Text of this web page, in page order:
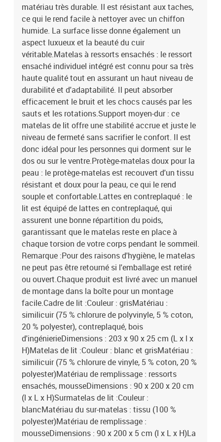
matériau très durable. Il est résistant aux taches,
ce qui le rend facile à nettoyer avec un chiffon
humide. La surface lisse donne également un
aspect luxueux et la beauté du cuir
véritable.Matelas à ressorts ensachés : le ressort
ensaché individuel intégré est connu pour sa très
haute qualité tout en assurant un haut niveau de
durabilité et d'adaptabilité. Il peut absorber
efficacement le bruit et les chocs causés par les
sauts et les rotations.Support moyen-dur : ce
matelas de lit offre une stabilité accrue et juste le
niveau de fermeté sans sacrifier le confort. Il est
donc idéal pour les personnes qui dorment sur le
dos ou sur le ventre.Protège-matelas doux pour la
peau : le protège-matelas est recouvert d'un tissu
résistant et doux pour la peau, ce qui le rend
souple et confortable.Lattes en contreplaqué : le
lit est équipé de lattes en contreplaqué, qui
assurent une bonne répartition du poids,
garantissant que le matelas reste en place à
chaque torsion de votre corps pendant le sommeil.
Remarque :Pour des raisons d'hygiène, le matelas
ne peut pas être retourné si l'emballage est retiré
ou ouvert.Chaque produit est livré avec un manuel
de montage dans la boîte pour un montage
facile.Cadre de lit :Couleur : grisMatériau :
similicuir (75 % chlorure de polyvinyle, 5 % coton,
20 % polyester), contreplaqué, bois
d'ingénierieDimensions : 203 x 90 x 25 cm (L x l x
H)Matelas de lit :Couleur : blanc et grisMatériau :
similicuir (75 % chlorure de vinyle, 5 % coton, 20 %
polyester)Matériau de remplissage : ressorts
ensachés, mousseDimensions : 90 x 200 x 20 cm
(l x L x H)Surmatelas de lit :Couleur :
blancMatériau du sur-matelas : tissu (100 %
polyester)Matériau de remplissage :
mousseDimensions : 90 x 200 x 5 cm (l x L x H)La